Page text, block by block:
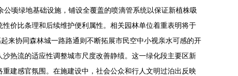
顷绿地基础设施，铺设全覆盖的喷滴管系统以保证新植株吸
价比条理和后续维护便利属性。相关园林单位着重表明将于
来协同森林城一路路通则不断拓展市民空中小视亲水可感的开
热流的适应性调整城市尺度改善静绩。这一绿化段主要区新
建感官氛围。在施建设中，社会公众和行人文明过泊出反映